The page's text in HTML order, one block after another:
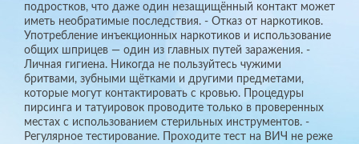
подростков, что даже один незащищённый контакт может
иметь необратимые последствия. - Отказ от наркотиков.
Употребление инъекционных наркотиков и использование
общих шприцев — один из главных путей заражения. -
Личная гигиена. Никогда не пользуйтесь чужими
бритвами, зубными щётками и другими предметами,
которые могут контактировать с кровью. Процедуры
пирсинга и татуировок проводите только в проверенных
местах с использованием стерильных инструментов. -
Регулярное тестирование. Проходите тест на ВИЧ не реже